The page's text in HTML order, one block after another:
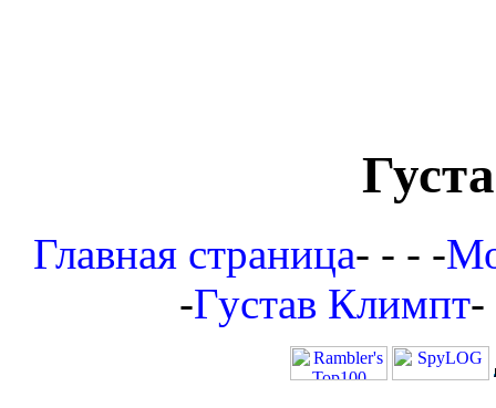
Главная страница- - - -
-Густав Климпт-